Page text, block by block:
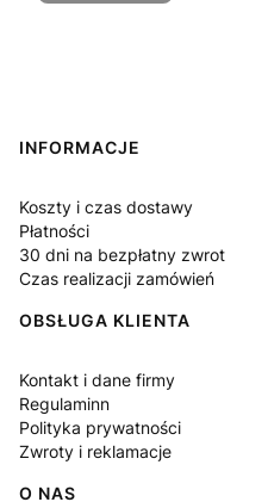
Linki w stopce
INFORMACJE
Koszty i czas dostawy
Płatności
30 dni na bezpłatny zwrot
Czas realizacji zamówień
OBSŁUGA KLIENTA
Kontakt i dane firmy
Regulaminn
Polityka prywatności
Zwroty i reklamacje
O NAS